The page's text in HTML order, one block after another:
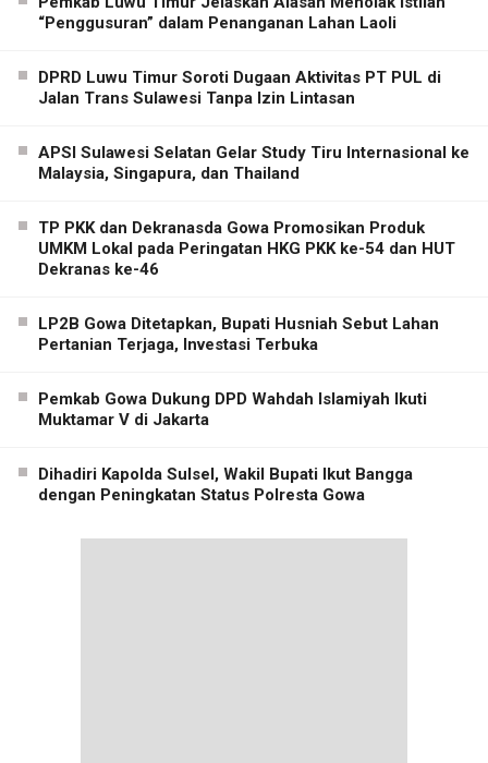
“Penggusuran” dalam Penanganan Lahan Laoli
DPRD Luwu Timur Soroti Dugaan Aktivitas PT PUL di
Jalan Trans Sulawesi Tanpa Izin Lintasan
APSI Sulawesi Selatan Gelar Study Tiru Internasional ke
Malaysia, Singapura, dan Thailand
TP PKK dan Dekranasda Gowa Promosikan Produk
UMKM Lokal pada Peringatan HKG PKK ke-54 dan HUT
Dekranas ke-46
LP2B Gowa Ditetapkan, Bupati Husniah Sebut Lahan
Pertanian Terjaga, Investasi Terbuka
Pemkab Gowa Dukung DPD Wahdah Islamiyah Ikuti
Muktamar V di Jakarta
Dihadiri Kapolda Sulsel, Wakil Bupati Ikut Bangga
dengan Peningkatan Status Polresta Gowa